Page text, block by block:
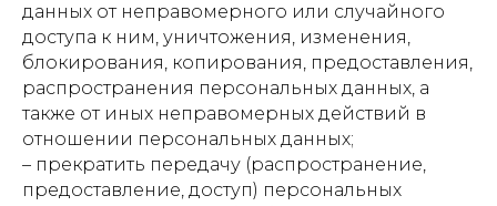
данных от неправомерного или случайного
доступа к ним, уничтожения, изменения,
блокирования, копирования, предоставления,
распространения персональных данных, а
также от иных неправомерных действий в
отношении персональных данных;
– прекратить передачу (распространение,
предоставление, доступ) персональных